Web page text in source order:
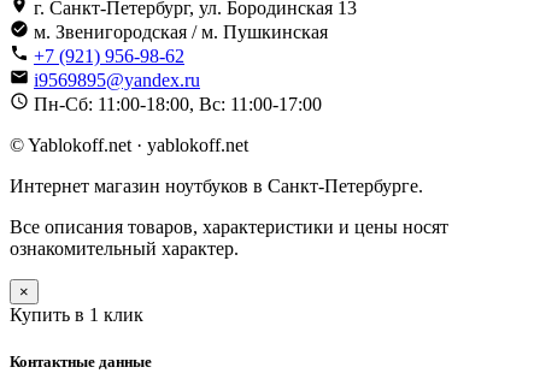
г. Санкт-Петербург, ул. Бородинская 13
м. Звенигородская / м. Пушкинская
+7 (921) 956-98-62
i9569895@yandex.ru
Пн-Сб: 11:00-18:00, Вс: 11:00-17:00
© Yablokoff.net · yablokoff.net
Интернет магазин ноутбуков в Санкт-Петербурге.
Все описания товаров, характеристики и цены носят
ознакомительный характер.
×
Купить в 1 клик
Контактные данные